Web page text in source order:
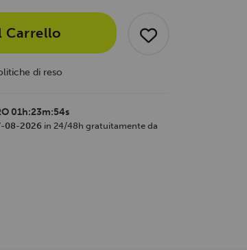
Carrello
di reso
01h:23m:53s
08-2026 in 24/48h gratuitamente da